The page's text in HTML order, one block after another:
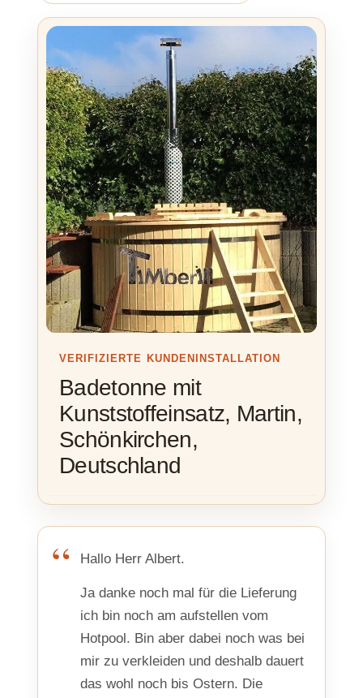
VERIFIZIERTE KUNDENINSTALLATION
Badetonne mit
Kunststoffeinsatz, Martin,
Schönkirchen,
Deutschland
Hallo Herr Albert.
Ja danke noch mal für die Lieferung
ich bin noch am aufstellen vom
Hotpool. Bin aber dabei noch was bei
mir zu verkleiden und deshalb dauert
das wohl noch bis Ostern. Die